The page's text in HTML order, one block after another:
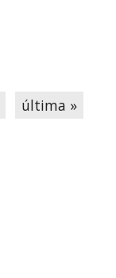
última »